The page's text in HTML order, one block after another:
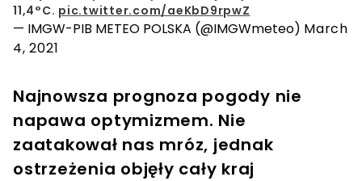
11,4°C. pic.twitter.com/aeKbD9rpwZ
— IMGW-PIB METEO POLSKA (@IMGWmeteo) March
4, 2021
Najnowsza prognoza pogody nie
napawa optymizmem. Nie
zaatakował nas mróz, jednak
ostrzeżenia objęły cały kraj